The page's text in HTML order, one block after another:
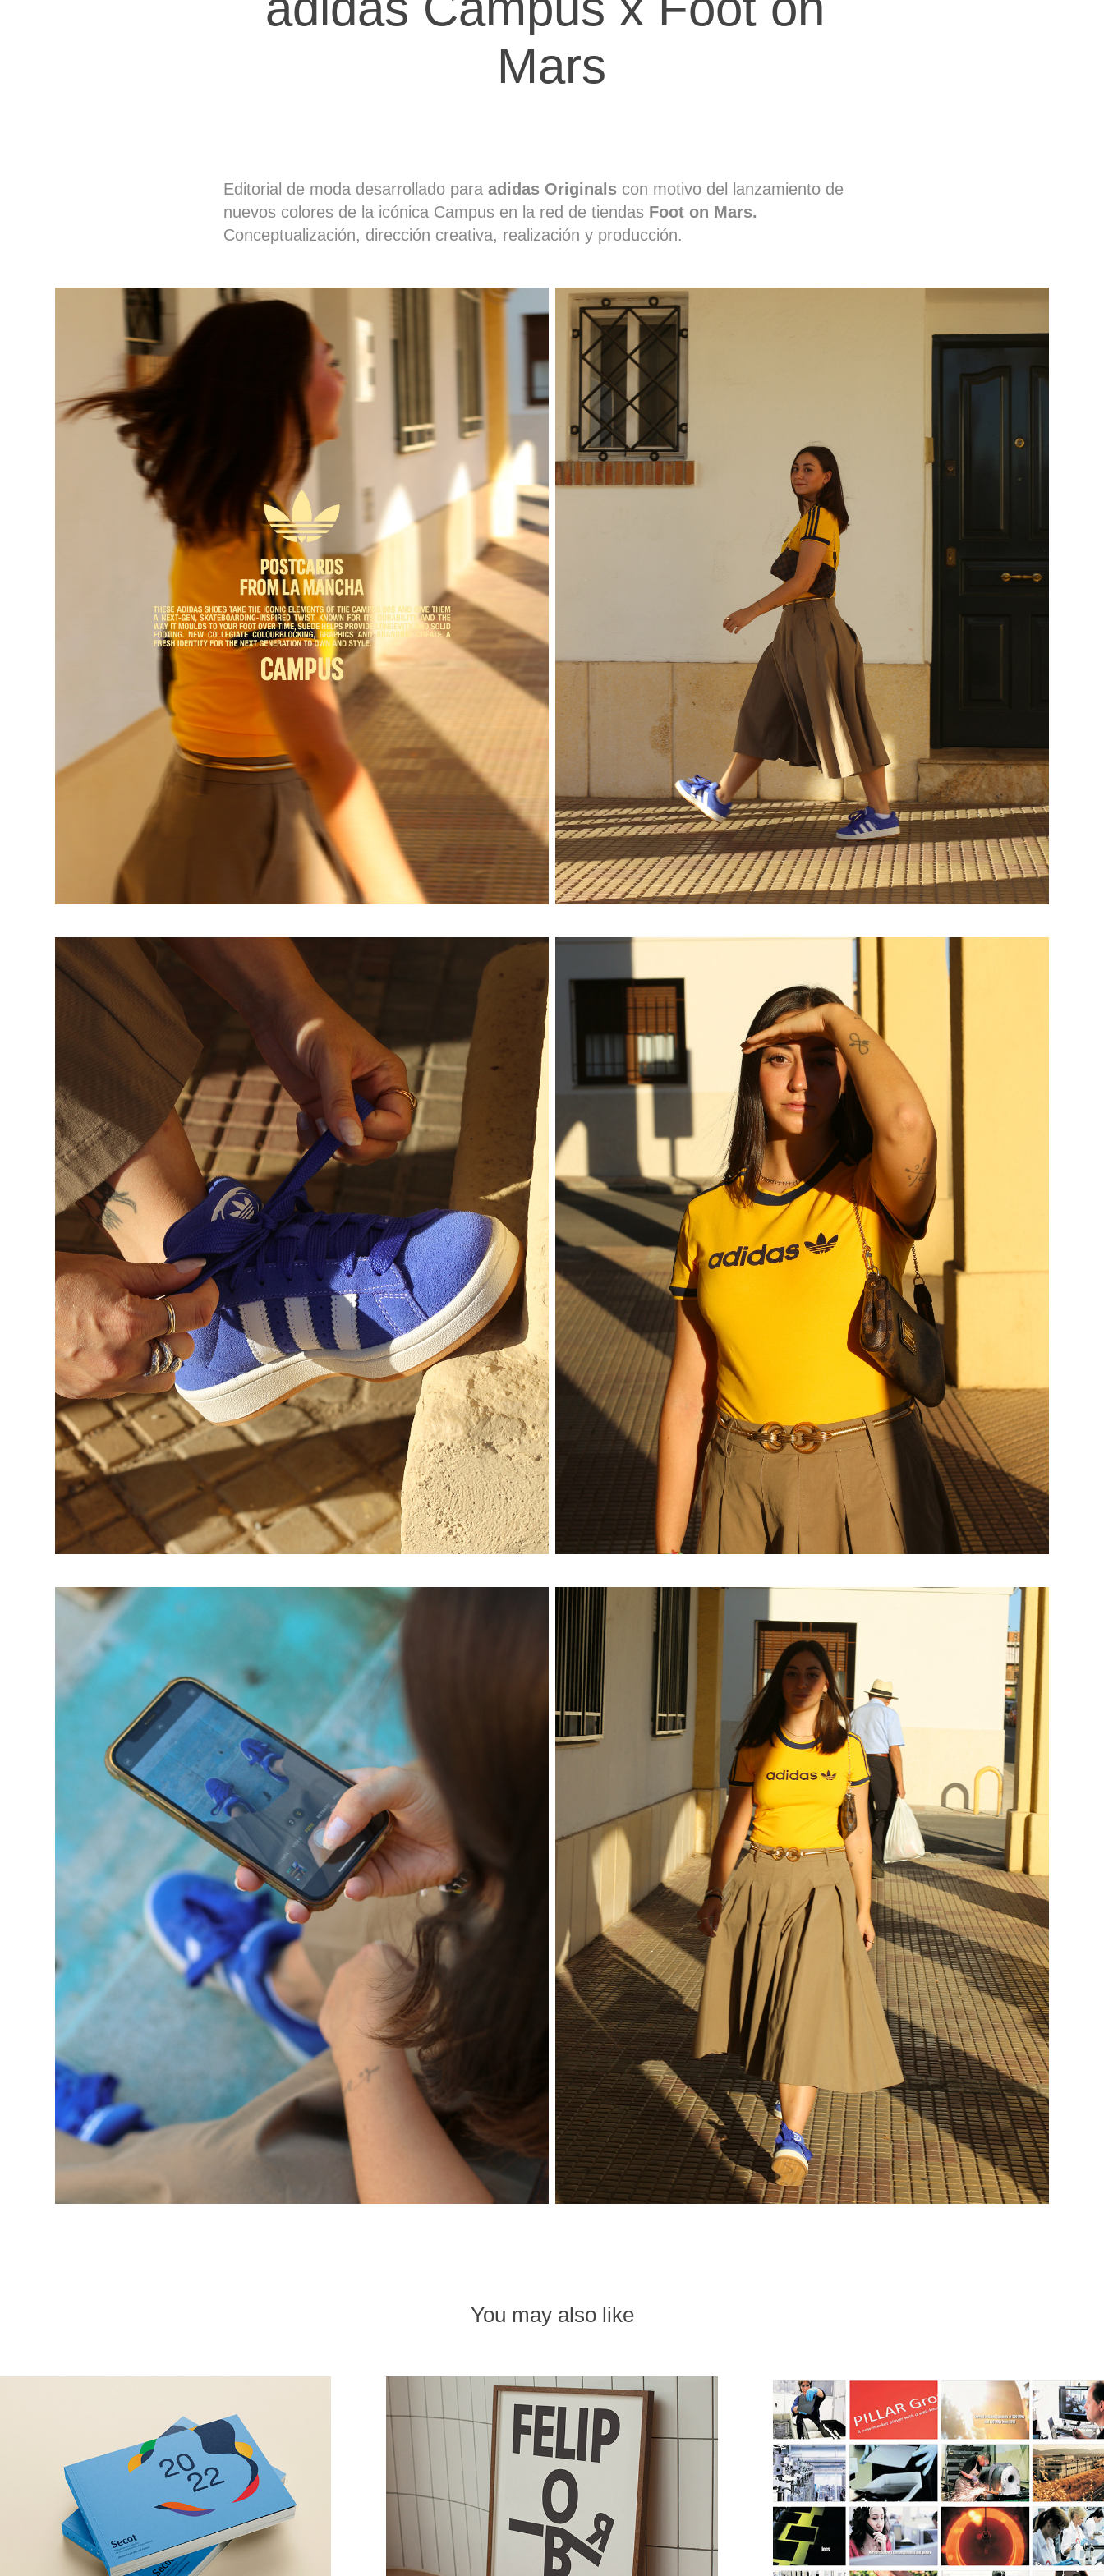
Mars
Editorial de moda desarrollado para adidas Originalscon motivo del lanzamiento de
nuevos colores de la icónica Campus en la red de tiendasFoot on Mars.
Conceptualización, dirección creativa, realización y producción.
You may also like